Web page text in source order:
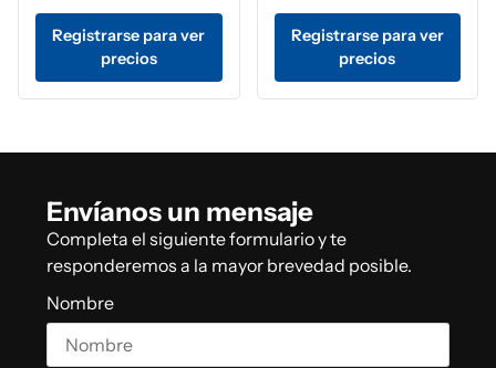
Registrarse para ver
precios
Registrarse para ver
precios
Envíanos un mensaje
Completa el siguiente formulario y te
responderemos a la mayor brevedad posible.
Nombre